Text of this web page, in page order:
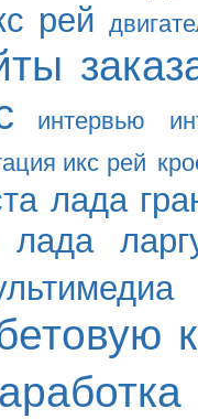
рей
интервью
икс рей
лада
лада